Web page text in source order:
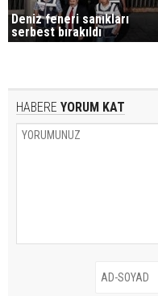
Deniz feneri sanıkları
serbest bırakıldı
HABERE YORUM KAT